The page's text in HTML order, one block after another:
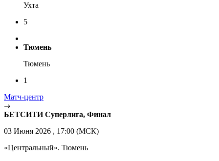
Ухта
5
Тюмень
Тюмень
1
Матч-центр
БЕТСИТИ Суперлига, Финал
03 Июня 2026 , 17:00 (МСК)
«Центральный». Тюмень